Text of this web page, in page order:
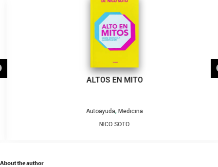
ALTOS EN MITO
Autoayuda,Medicina
NICO SOTO
About the author